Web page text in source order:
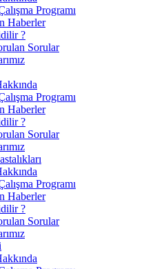
Programı
Haberler
?
Sorular
Programı
Haberler
?
Sorular
Programı
Haberler
?
Sorular